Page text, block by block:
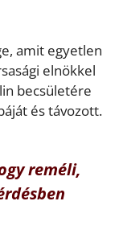
amit egyetlen
elnökkel
becsületére
és távozott.
reméli,